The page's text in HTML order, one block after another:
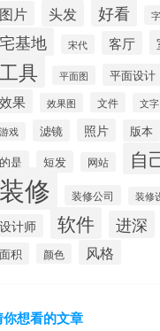
图片 头发 好看
宅基地 宋代 客厅
工具 平面图 平面设计
效果 效果图 文件 文字
游戏 滤镜 照片 版本
的是 短发 网站 自
装修 装修公司 装修
设计师 软件 进深
面积 颜色 风格
你想看的文章